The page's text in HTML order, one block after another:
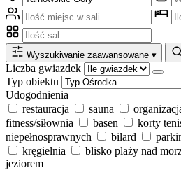
Wyszukiwanie zaawansowane ▾
Liczba gwiazdek
Typ obiektu
Udogodnienia
restauracja
sauna
fitness/siłownia
basen korty
niepełnosprawnych
bilard
kręgielnia
blisko plaży nad
jeziorem